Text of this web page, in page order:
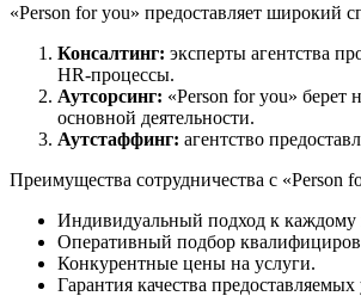
«Person for you» предоставляет широкий
Консалтинг: эксперты агентства
HR-процессы.
Аутсорсинг: «Person for you» берет
основной деятельности.
Аутстаффинг: агентство
Преимущества сотрудничества с «Person
Индивидуальный подход к каждому
Оперативный подбор
Конкурентные цены на услуги.
Гарантия качества предоставляемых